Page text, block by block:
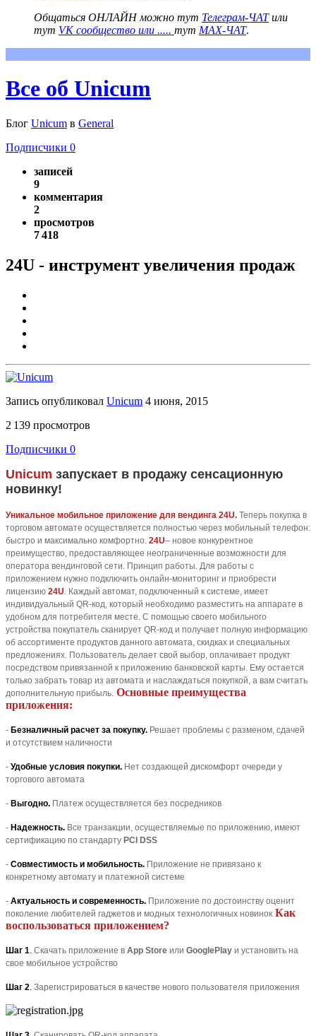
Общаться ОНЛАЙН можно тут Телеграм-ЧАТили
тут VK сообщество или ..... тут MAX-ЧАТ.
Все об Unicum
Блог Unicum в General
Подписчики 0
записей
9
комментария
2
просмотров
7 418
24U - инструмент увеличения продаж
Запись опубликовал Unicum 4 июня, 2015
2 139 просмотров
Подписчики 0
Unicum запускает в продажу сенсационную
новинку!
Уникальное мобильное приложение для вендинга 24U. Теперь покупка в
торговом автомате осуществляется полностью через мобильный телефон:
быстро и максимально комфортно. 24U– новое конкурентное
преимущество, предоставляющее неограниченные возможности для
оператора вендинговой сети. Принцип работы. Для работы с
приложением нужно подключить онлайн-мониторинг и приобрести
лицензию 24U . Каждый автомат, подключенный к системе, имеет
индивидуальный QR-код, который необходимо разместить на аппарате в
удобном для потребителя месте. С помощью своего мобильного
устройства покупатель сканирует QR-код и получает полную информацию
об ассортименте продуктов данного автомата, скидках и специальных
предложениях. Пользователь делает свой выбор, оплачивает продукт
посредством привязанной к приложению банковской карты. Ему остается
только забрать товар из автомата и наслаждаться покупкой, а вам считать
дополнительную прибыль. Основные преимущества
приложения:
- Безналичный расчет за покупку. Решает проблемы с разменом, сдачей
и отсутствием наличности
- Удобные условия покупки. Нет создающей дискомфорт очереди у
торгового автомата
- Выгодно. Платеж осуществляется без посредников
- Надежность. Все транзакции, осуществляемые по приложению, имеют
сертификацию по стандарту PCI DSS
- Совместимость и мобильность. Приложение не привязано к
конкретному автомату и платежной системе
- Актуальность и современность. Приложение по достоинству оценит
поколение любителей гаджетов и модных технологичных новинок Как
воспользоваться приложением?
Шаг 1 Скачать приложение в App Store или GooglePlay и установить на
свое мобильное устройство
Шаг 2 Зарегистрироваться в качестве нового пользователя приложения